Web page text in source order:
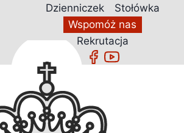
Dzienniczek
Stołówka
Wspomóż nas
Rekrutacja